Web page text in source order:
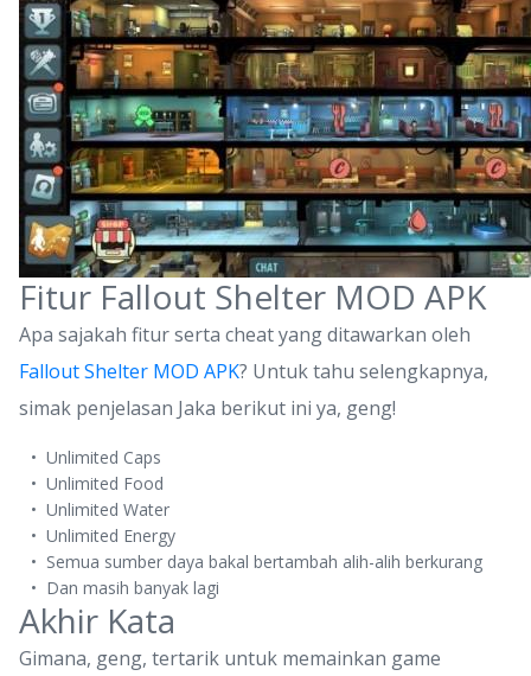
Fitur Fallout Shelter MOD APK
Apa sajakah fitur serta cheat yang ditawarkan oleh
Fallout Shelter MOD APK? Untuk tahu selengkapnya,
simak penjelasan Jaka berikut ini ya, geng!
Unlimited Caps
Unlimited Food
Unlimited Water
Unlimited Energy
Semua sumber daya bakal bertambah alih-alih berkurang
Dan masih banyak lagi
Akhir Kata
Gimana, geng, tertarik untuk memainkan game